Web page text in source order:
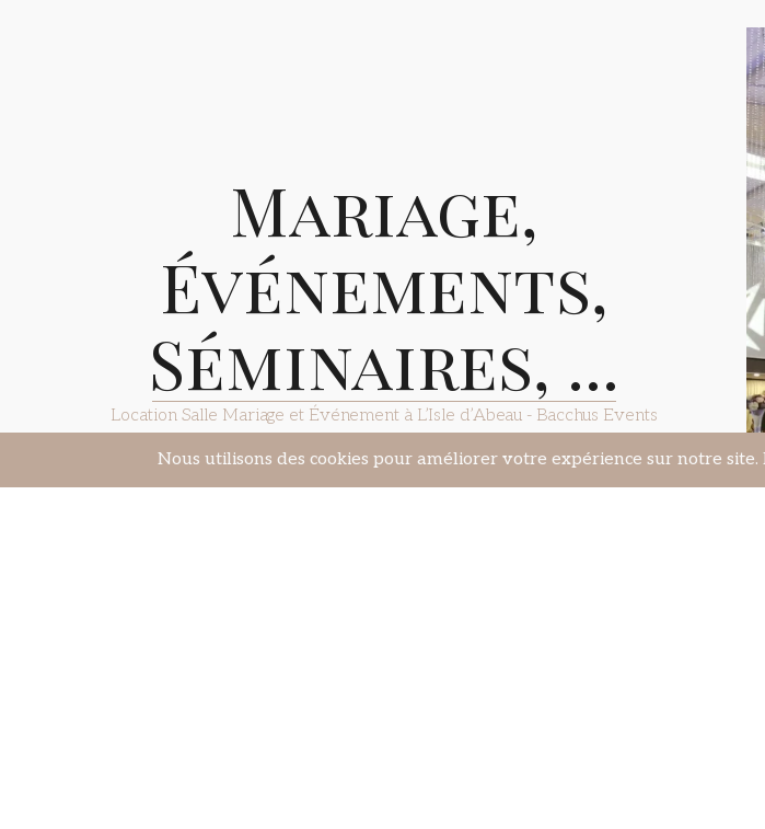
Mariage,
Événements,
Séminaires, ...
Location Salle Mariage et Événement à L’Isle d’Abeau - Bacchus Events